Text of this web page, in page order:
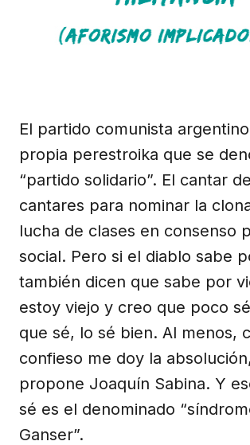
El partido comunista
propia perestroika que se
“partido solidario”. El cantar
cantares para nominar la
lucha de clases en consenso
social. Pero si el diablo sabe
también dicen que sabe por
estoy viejo y creo que poco
que sé, lo sé bien. Al menos,
confieso me doy la
propone Joaquín Sabina. Y
sé es el denominado
Ganser”.